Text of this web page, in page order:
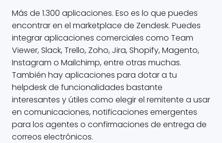
Más de 1.300 aplicaciones. Eso es lo que puedes
encontrar en el marketplace de Zendesk. Puedes
integrar aplicaciones comerciales como Team
Viewer, Slack, Trello, Zoho, Jira, Shopify, Magento,
Instagram o Mailchimp, entre otras muchas.
También hay aplicaciones para dotar a tu
helpdesk de funcionalidades bastante
interesantes y útiles como elegir el remitente a usar
en comunicaciones, notificaciones emergentes
para los agentes o confirmaciones de entrega de
correos electrónicos.